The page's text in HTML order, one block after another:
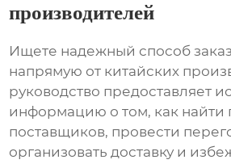
производителей
Ищете надежный способ
напрямую от китайских
руководство предоставляет
информацию о том, как найти
поставщиков, провести
организовать доставку и